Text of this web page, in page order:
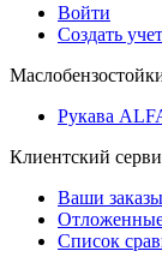
Войти
Создать
Рукава
Клиентский
Ваши заказы
Список